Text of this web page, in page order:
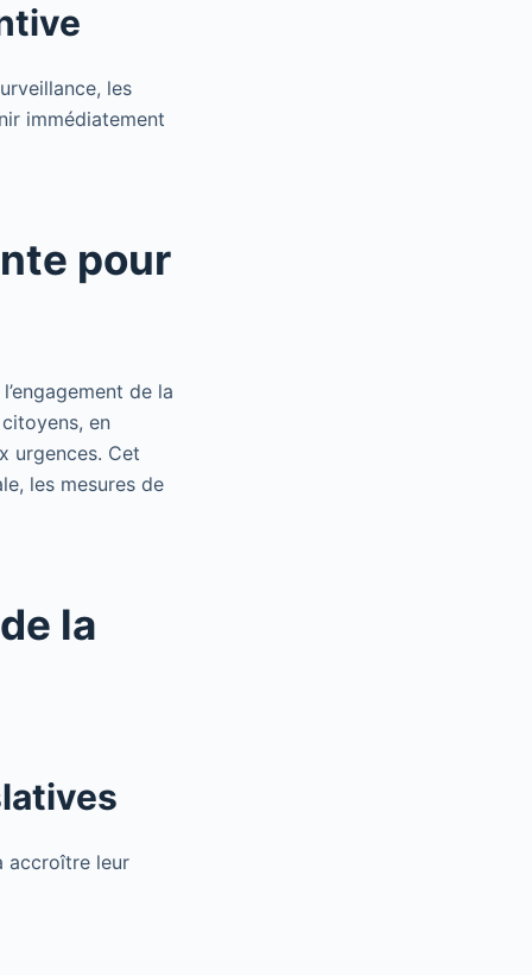
les
immédiatement
pour
de la
en
urgences. Cet
les mesures de
la
accroître leur